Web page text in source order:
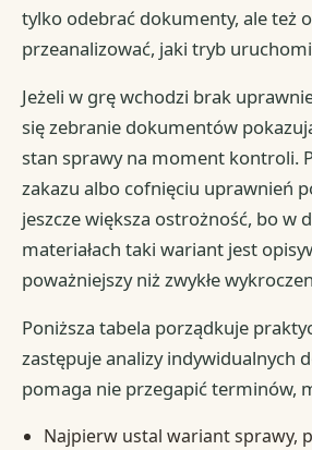
tylko odebrać dokumenty, ale też
przeanalizować, jaki tryb
Jeżeli w grę wchodzi brak
się zebranie dokumentów
stan sprawy na moment kontroli.
zakazu albo cofnięciu uprawnień
jeszcze większa ostrożność, bo w
materiałach taki wariant jest
poważniejszy niż zwykłe
Poniższa tabela porządkuje
zastępuje analizy indywidualnych
pomaga nie przegapić terminów,
Najpierw ustal wariant sprawy,